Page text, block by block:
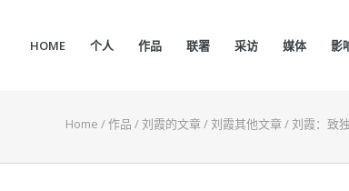
HOME 个人 作品 联署 采访 媒体 影
Home /作品 /刘霞的文章/刘霞其他文章/刘霞：致